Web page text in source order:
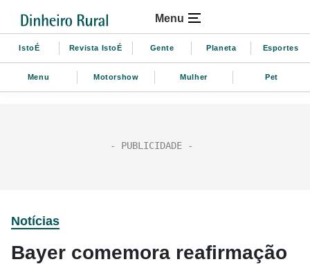
Menu
IstoÉ Revista IstoÉ Gente Planeta Esportes
Menu Motorshow Mulher Pet
Notícias
Bayer comemora reafirmação